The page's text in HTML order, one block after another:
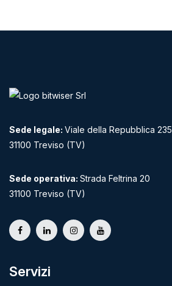
Sede legale: Viale della Repubblica 235
31100 Treviso (TV)
Sede operativa: Strada Feltrina 20
31100 Treviso (TV)
Servizi